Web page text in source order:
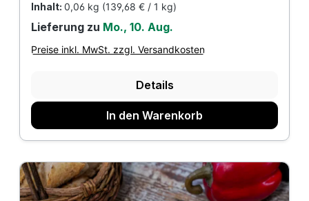
Inhalt: 0,06 kg (139,68 € / 1 kg)
Lieferung zu Mo., 10. Aug.
Preise inkl. MwSt. zzgl. Versandkosten
Details
In den Warenkorb